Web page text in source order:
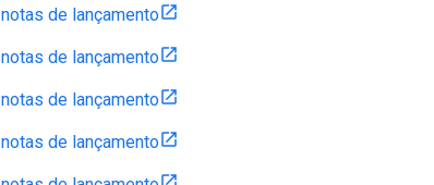
notas de lançamento
notas de lançamento
notas de lançamento
notas de lançamento